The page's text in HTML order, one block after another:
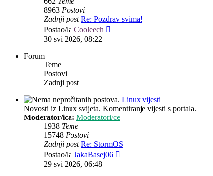
8963 Postovi
Zadnji post Re: Pozdrav svima!
Postao/la Cooleech
30 svi 2026, 08:22
Forum
Teme
Postovi
Zadnji post
Linux vijesti
Novosti iz Linux svijeta. Komentiranje vijesti s portala.
Moderator/ica: Moderatori/ce
1938 Teme
15748 Postovi
Zadnji post Re: StormOS
Postao/la JakaBasej06
29 svi 2026, 06:48